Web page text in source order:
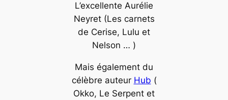
L’excellente Aurélie
Neyret (Les carnets
de Cerise, Lulu et
Nelson … )
Mais également du
célèbre auteur Hub (
Okko, Le Serpent et